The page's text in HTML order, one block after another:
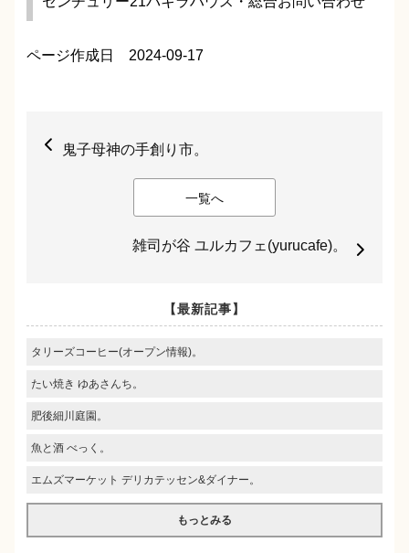
ページ作成日 2024-09-17
鬼子母神の手創り市。
一覧へ
雑司が谷 ユルカフェ(yurucafe)。
【最新記事】
タリーズコーヒー(オープン情報)。
たい焼き ゆあさんち。
肥後細川庭園。
魚と酒 べっく。
エムズマーケット デリカテッセン&ダイナー。
もっとみる